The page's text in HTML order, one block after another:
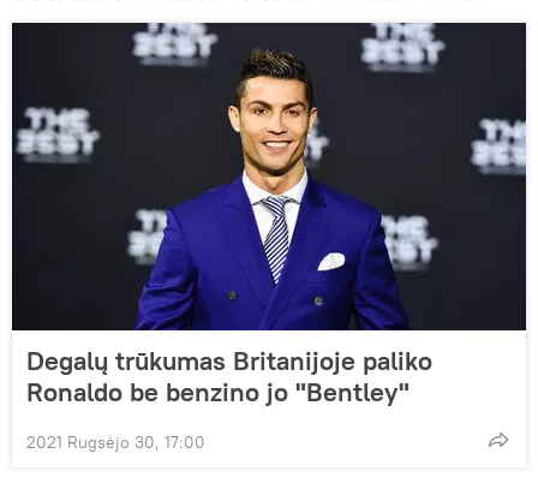
Degalų trūkumas Britanijoje paliko
Ronaldo be benzino jo "Bentley"
2021 Rugsėjo 30, 17:00